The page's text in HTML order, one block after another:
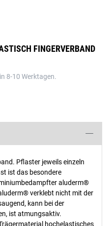
FINGERVERBAND
8-10 Werktagen.
Pflaster jeweils einzeln
ist das besondere
aluderm®
verklebt nicht mit der
kann bei der
ist atmungsaktiv.
hochelastisches